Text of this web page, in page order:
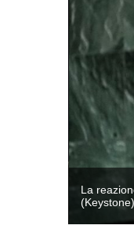
La
(Keystone)